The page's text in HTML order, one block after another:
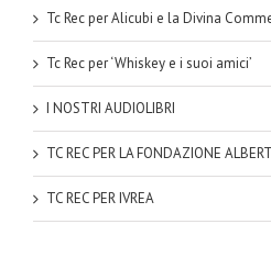
Tc Rec per Alicubi e la Divina
Tc Rec per ‘Whiskey e i suoi amici’
I NOSTRI AUDIOLIBRI
TC REC PER LA FONDAZIONE
TC REC PER IVREA